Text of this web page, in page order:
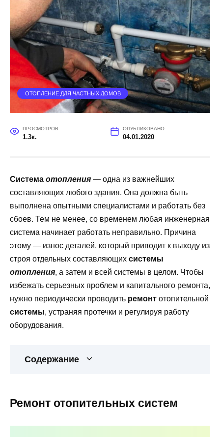
ОТОПЛЕНИЕ ДЛЯ ЧАСТНЫХ ДОМОВ
ПРОСМОТРОВ
1.3к.
ОПУБЛИКОВАНО
04.01.2020
Система отопления — одна из важнейших
составляющих любого здания. Она должна быть
выполнена опытными специалистами и работать без
сбоев. Тем не менее, со временем любая инженерная
система начинает работать неправильно. Причина
этому — износ деталей, который приводит к выходу из
строя отдельных составляющих системы
отопления, а затем и всей системы в целом. Чтобы
избежать серьезных проблем и капитального ремонта,
нужно периодически проводить ремонт отопительной
системы, устраняя протечки и регулируя работу
оборудования.
Содержание
Ремонт отопительных систем